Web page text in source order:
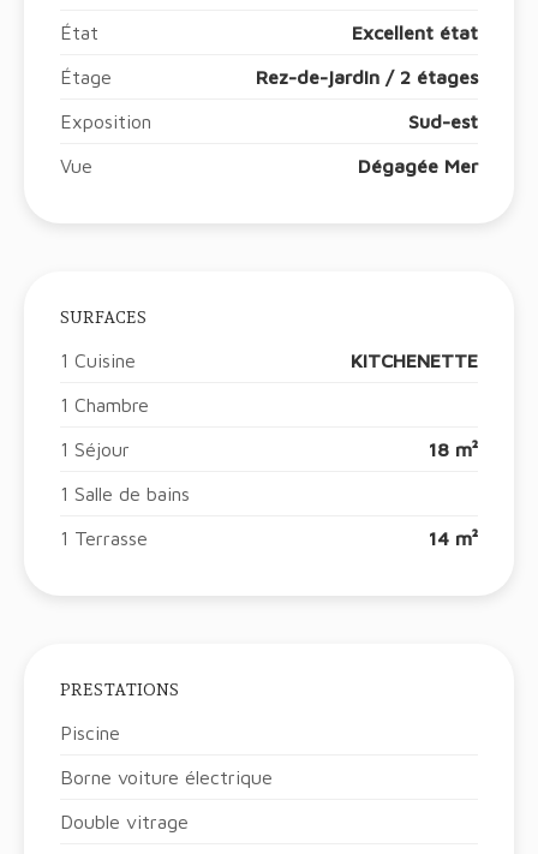
État Excellent état
Étage Rez-de-jardin / 2 étages
Exposition Sud-est
Vue Dégagée Mer
SURFACES
1 Cuisine KITCHENETTE
1 Chambre
1 Séjour 18 m²
1 Salle de bains
1 Terrasse 14 m²
PRESTATIONS
Piscine
Borne voiture électrique
Double vitrage